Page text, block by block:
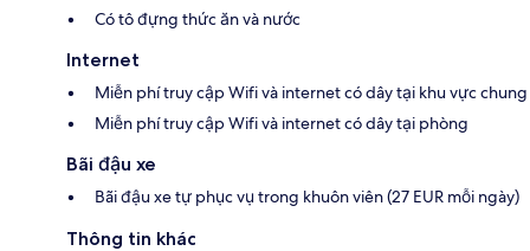
Có tô đựng thức ăn và nước
Internet
Miễn phí truy cập Wifi và internet có dây tại khu vực chung
Miễn phí truy cập Wifi và internet có dây tại phòng
Bãi đậu xe
Bãi đậu xe tự phục vụ trong khuôn viên (27 EUR mỗi ngày)
Thông tin khác